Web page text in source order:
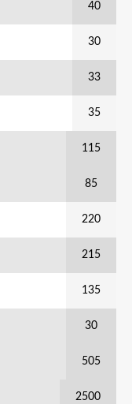
40
30
33
35
115
85
220
215
135
30
505
2500